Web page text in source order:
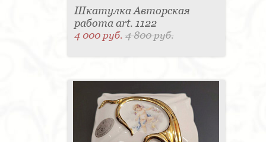
Шкатулка Авторская
работа art. 1122
4 000 руб.4 800 руб.